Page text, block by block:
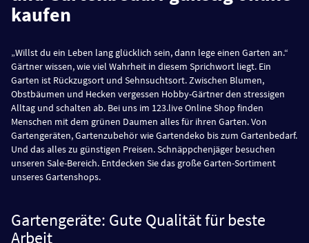
kaufen
„Willst du ein Leben lang glücklich sein, dann lege einen Garten an.“
Gärtner wissen, wie viel Wahrheit in diesem Sprichwort liegt. Ein
Garten ist Rückzugsort und Sehnsuchtsort. Zwischen Blumen,
Obstbäumen und Hecken vergessen Hobby-Gärtner den stressigen
Alltag und schalten ab. Bei uns im 123.live Online Shop finden
Menschen mit dem grünen Daumen alles für ihren Garten. Von
Gartengeräten, Gartenzubehör wie Gartendeko bis zum Gartenbedarf.
Und das alles zu günstigen Preisen. Schnäppchenjäger besuchen
unseren Sale-Bereich. Entdecken Sie das große Garten-Sortiment
unseres Gartenshops.
Gartengeräte: Gute Qualität für beste
Arbeit